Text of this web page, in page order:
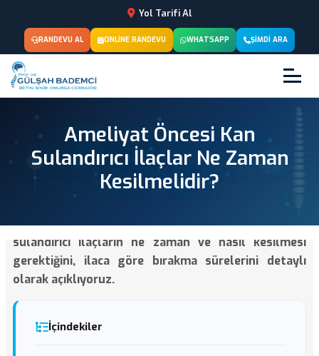
Yol Tarifi Al
RANDEVU AL ONLINE RANDEVU WHATSAPP ŞIMDI ARA
Ameliyat Öncesi Kan
Sulandırıcı İlaçlar Ne Zaman
Kesilmelidir?
Omurga veya beyin ameliyatı öncesinde kan
sulandırıcı ilaçların ne zaman ve nasıl kesilmesi
gerektiğini, ilaca göre bırakma sürelerini detaylı
olarak açıklıyoruz.
İçindekiler